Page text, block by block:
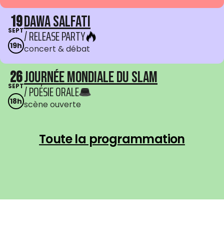
19
SEPT
19h
Dawa Salfati
/ RELEASE PARTY
concert & débat
26
SEPT
18h
Journée mondiale du Slam
/ POÉSIE ORALE
scène ouverte
Toute la programmation